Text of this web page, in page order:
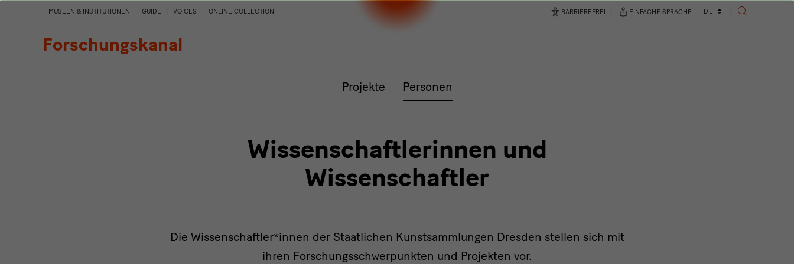
Forschungskanal
Personen
Projekte Personen
MUSEEN & INSTITUTIONEN GUIDE VOICES ONLINE COLLECTION BARRIEREFREI EINFACHE SPRACHE
Sprachwechsler
DE
SUCHE
Wissenschaftlerinnen und
Wissenschaftler
Die Wissenschaftler*innen der Staatlichen Kunstsammlungen Dresden stellen sich mit
ihren Forschungsschwerpunkten und Projekten vor.